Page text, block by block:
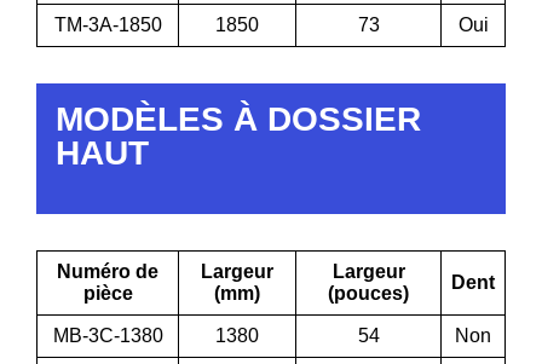
TM-3A-1850 1850 73 Oui
MODÈLES À DOSSIER
HAUT
Numéro de
pièce
Largeur
(mm)
Largeur
(pouces)
Dent
MB-3C-1380 1380 54 Non